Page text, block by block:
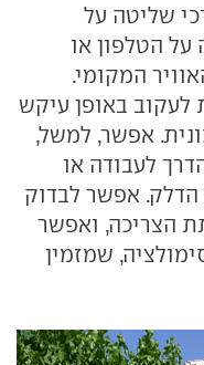
שליטה על
על הטלפון או
המקומי.
לעקוב באופן עיקש
אפשר, למשל,
לעבודה או
הדלק. אפשר לבדוק
הצריכה, ואפשר
שמזמין